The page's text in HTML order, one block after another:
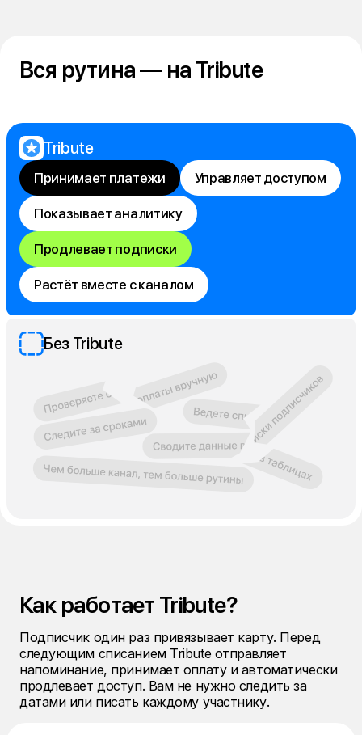
Вся рутина — на Tribute
Tribute
Принимает платежи Управляет доступом
Показывает аналитику
Продлевает подписки
Растёт вместе с каналом
Без Tribute
Как работает Tribute?
Подписчик один раз привязывает карту. Перед
следующим списанием Tribute отправляет
напоминание, принимает оплату и автоматически
продлевает доступ. Вам не нужно следить за
датами или писать каждому участнику.